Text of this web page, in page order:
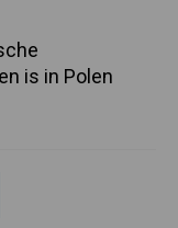
is in Polen